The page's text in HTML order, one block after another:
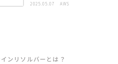
2025.05.07 AWS
ンリソルバーとは？